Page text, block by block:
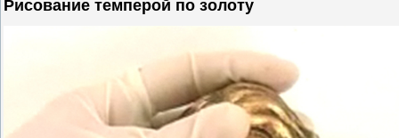
Рисование темперой по золоту